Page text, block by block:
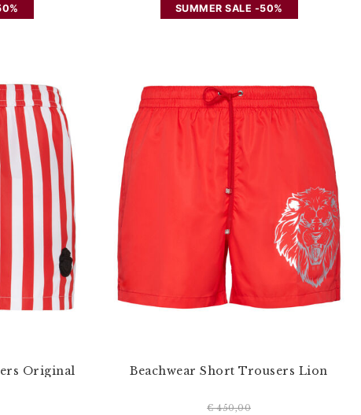
SUMMER SALE -50%
Original Beachwear Short Trousers Lion
€ 450,00